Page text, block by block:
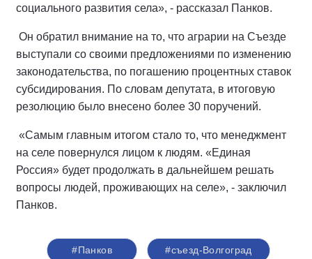
социального развития села», - рассказал Панков.
Он обратил внимание на то, что аграрии на Съезде
выступали со своими предложениями по изменению
законодательства, по погашению процентных ставок
субсидирования. По словам депутата, в итоговую
резолюцию было внесено более 30 поручений.
«Самым главным итогом стало то, что менеджмент
на селе повернулся лицом к людям. «Единая
Россия» будет продолжать в дальнейшем решать
вопросы людей, проживающих на селе», - заключил
Панков.
#Панков #съезд-Волгоград